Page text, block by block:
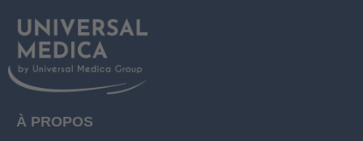
À PROPOS